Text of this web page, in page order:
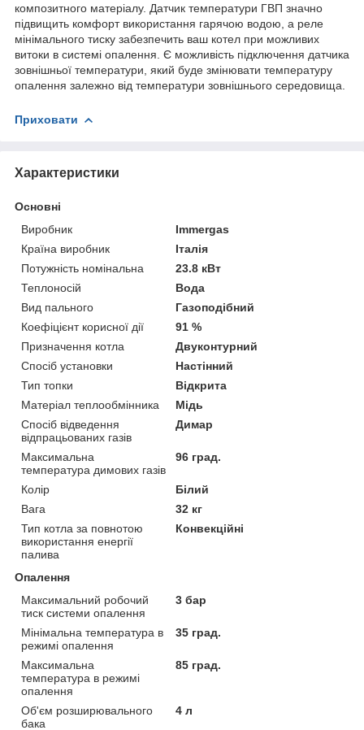
композитного матеріалу. Датчик температури ГВП значно
підвищить комфорт використання гарячою водою, а реле
мінімального тиску забезпечить ваш котел при можливих
витоки в системі опалення. Є можливість підключення датчика
зовнішньої температури, який буде змінювати температуру
опалення залежно від температури зовнішнього середовища.
Приховати
Характеристики
Основні
Виробник
Immergas
Країна виробник
Італія
Потужність номінальна
23.8 кВт
Теплоносій
Вода
Вид пального
Газоподібний
Коефіцієнт корисної дії
91 %
Призначення котла
Двуконтурний
Спосіб установки
Настінний
Тип топки
Відкрита
Матеріал теплообмінника
Мідь
Спосіб відведення
відпрацьованих газів
Димар
Максимальна
температура димових газів
96 град.
Колір
Білий
Вага
32 кг
Тип котла за повнотою
використання енергії
палива
Конвекційні
Опалення
Максимальний робочий
тиск системи опалення
3 бар
Мінімальна температура в
режимі опалення
35 град.
Максимальна
температура в режимі
опалення
85 град.
Об'єм розширювального
бака
4 л